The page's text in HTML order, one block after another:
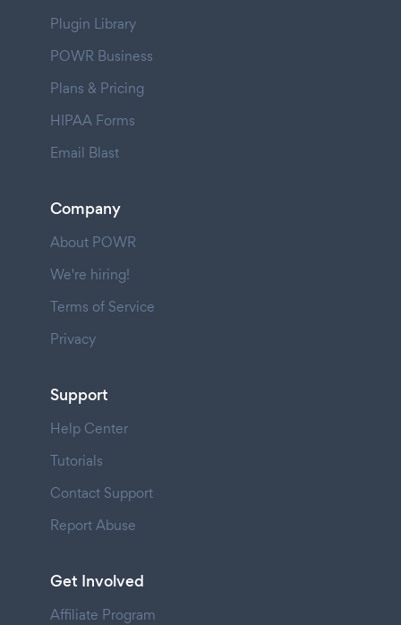
Plugin Library
POWR Business
Plans & Pricing
HIPAA Forms
Email Blast
Company
About POWR
We're hiring!
Terms of Service
Privacy
Support
Help Center
Tutorials
Contact Support
Report Abuse
Get Involved
Affiliate Program